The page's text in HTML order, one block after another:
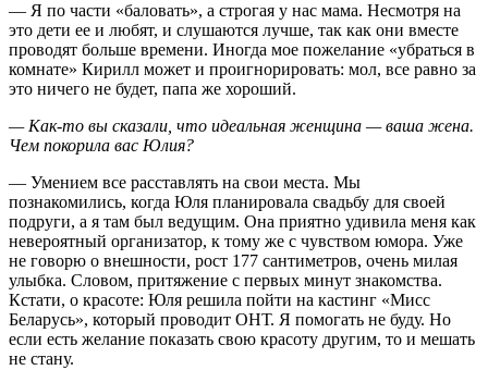
— Я по части «баловать», а строгая у нас мама. Несмотря на
это дети ее и любят, и слушаются лучше, так как они вместе
проводят больше времени. Иногда мое пожелание «убраться в
комнате» Кирилл может и проигнорировать: мол, все равно за
это ничего не будет, папа же хороший.
— Как-то вы сказали, что идеальная женщина — ваша жена.
Чем покорила вас Юлия?
— Умением все расставлять на свои места. Мы
познакомились, когда Юля планировала свадьбу для своей
подруги, а я там был ведущим. Она приятно удивила меня как
невероятный организатор, к тому же с чувством юмора. Уже
не говорю о внешности, рост 177 сантиметров, очень милая
улыбка. Словом, притяжение с первых минут знакомства.
Кстати, о красоте: Юля решила пойти на кастинг «Мисс
Беларусь», который проводит ОНТ. Я помогать не буду. Но
если есть желание показать свою красоту другим, то и мешать
не стану.